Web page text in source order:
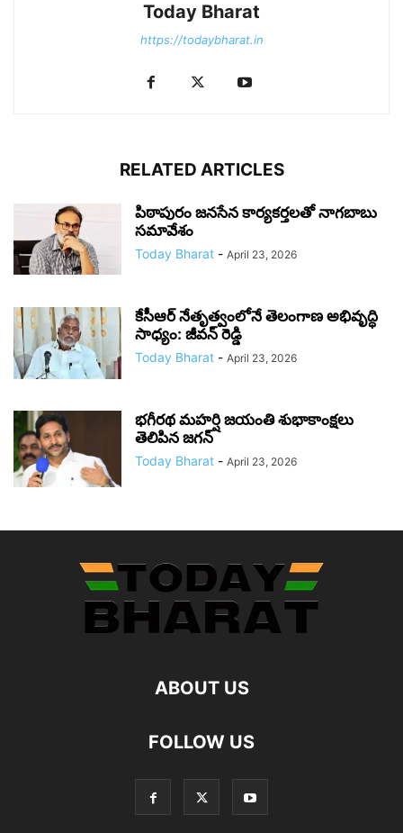
Today Bharat
https://todaybharat.in
RELATED ARTICLES
పిఠాపురం జనసేన కార్యకర్తలతో నాగబాబు
సమావేశం
Today Bharat - April 23, 2026
కేసీఆర్ నేతృత్వంలోనే తెలంగాణ అభివృద్ధి
సాధ్యం: జీవన్ రెడ్డి
Today Bharat - April 23, 2026
భగీరథ మహర్షి జయంతి శుభాకాంక్షలు
తెలిపిన జగన్‌
Today Bharat - April 23, 2026
ABOUT US
FOLLOW US